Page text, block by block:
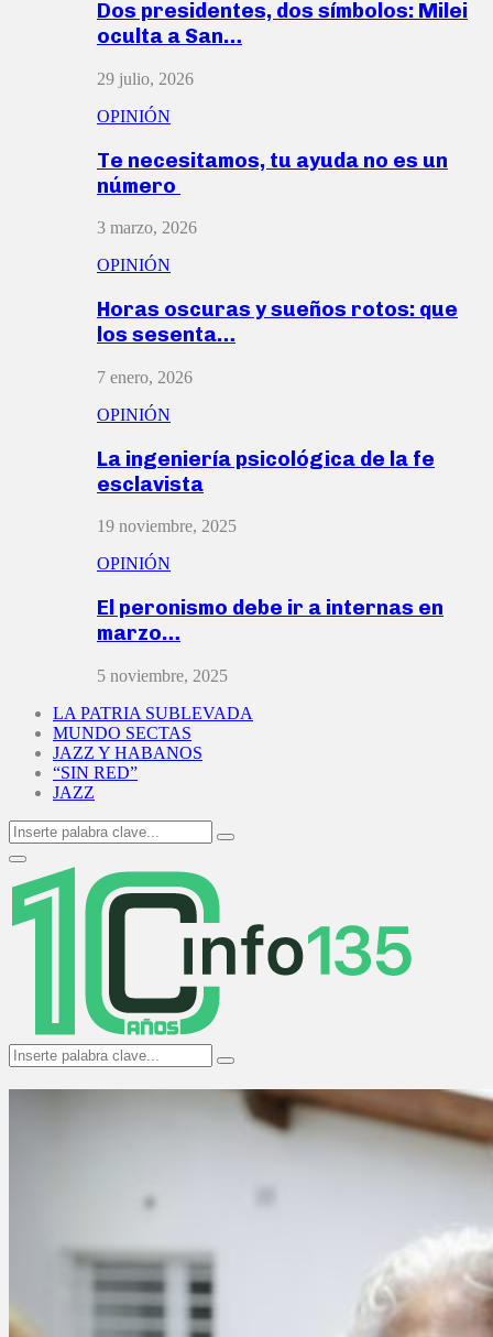
Dos presidentes, dos símbolos: Milei
oculta a San…
29 julio, 2026
OPINIÓN
Te necesitamos, tu ayuda no es un
número
3 marzo, 2026
OPINIÓN
Horas oscuras y sueños rotos: que
los sesenta…
7 enero, 2026
OPINIÓN
La ingeniería psicológica de la fe
esclavista
19 noviembre, 2025
OPINIÓN
El peronismo debe ir a internas en
marzo…
5 noviembre, 2025
LA PATRIA SUBLEVADA
MUNDO SECTAS
JAZZ Y HABANOS
“SIN RED”
JAZZ
Search
for:
Search
Primary
Menu
Search
for:
Search